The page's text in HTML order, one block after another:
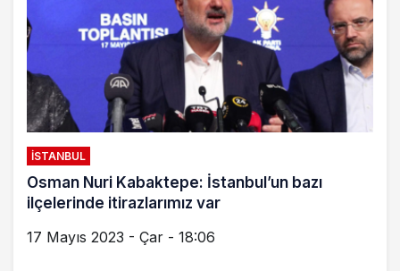
İSTANBUL
Osman Nuri Kabaktepe: İstanbul’un bazı
ilçelerinde itirazlarımız var
17 Mayıs 2023 - Çar - 18:06